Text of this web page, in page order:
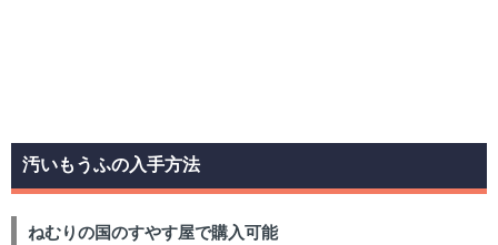
汚いもうふの入手方法
ねむりの国のすやす屋で購入可能